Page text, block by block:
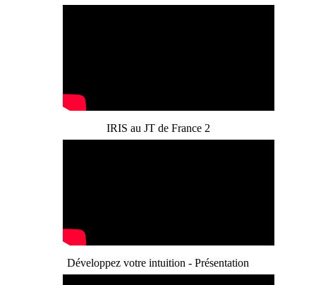
IRIS au JT de France 2
Développez votre intuition - Présentation